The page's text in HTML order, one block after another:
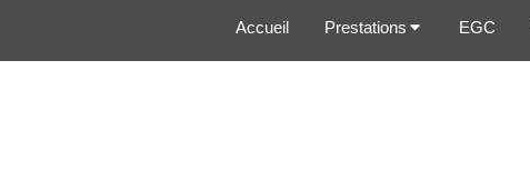
Accueil Prestations EGC